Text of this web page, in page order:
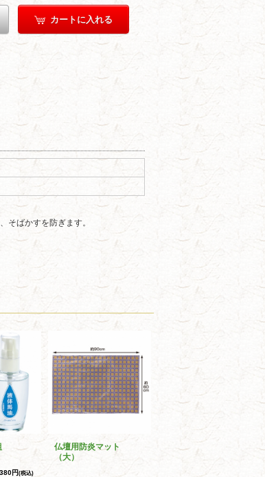
カートに入れる
そばかすを防ぎます。
円(税込)
仏壇用防炎マット
（大）